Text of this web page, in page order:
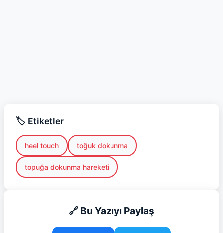
🏷️ Etiketler
heel touch toğuk dokunma
topuğa dokunma hareketi
🔗 Bu Yazıyı Paylaş